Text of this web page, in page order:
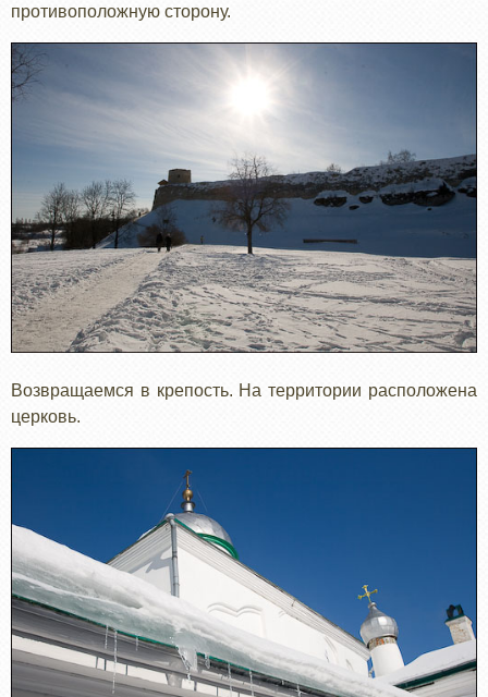
противоположную сторону.
Возвращаемся в крепость. На территории расположена
церковь.